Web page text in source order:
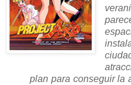
plan para conseguir la